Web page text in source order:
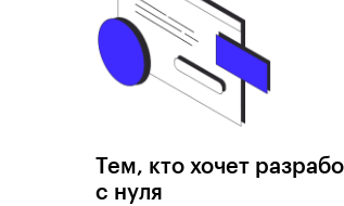
Тем, кто хочет
с нуля